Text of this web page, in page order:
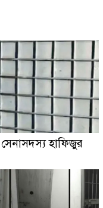
সেনাসদস্য হাফিজুর